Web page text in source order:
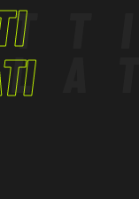
2016/425 e